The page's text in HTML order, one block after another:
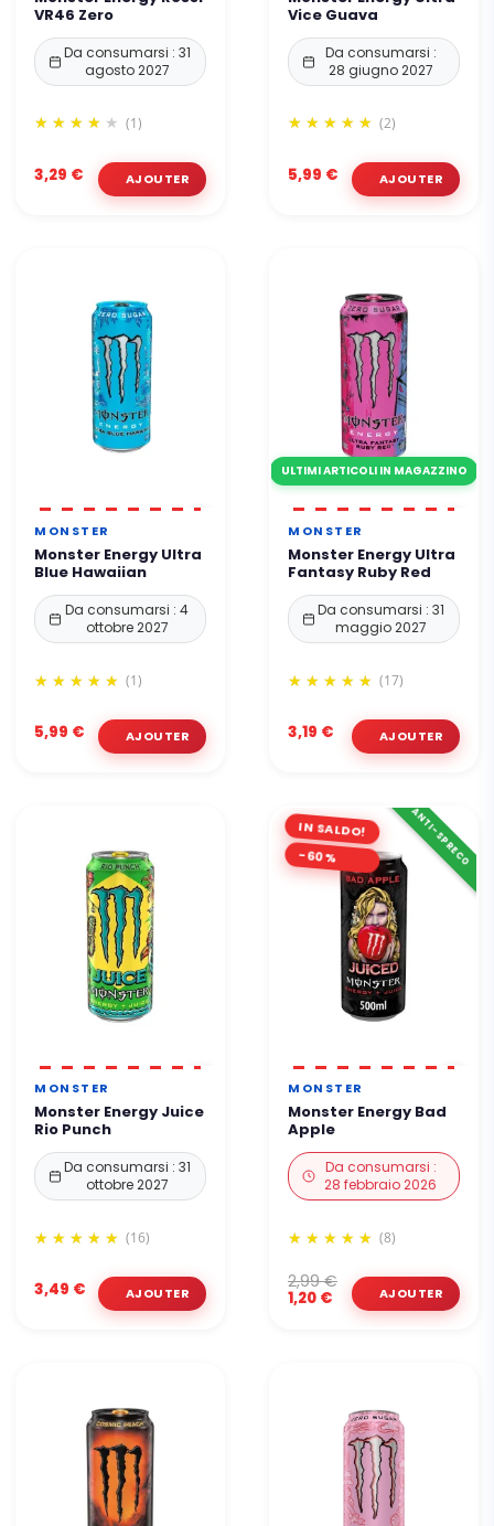
VR46 Zero
Da consumarsi : 31
agosto 2027
(1)
3,29 €
Vice Guava
Da consumarsi :
28 giugno 2027
(2)
5,99 €
MONSTER
Monster Energy Ultra
Blue Hawaiian
Da consumarsi : 4
ottobre 2027
(1)
5,99 €
ULTIMI ARTICOLI IN MAGAZZINO
MONSTER
Monster Energy Ultra
Fantasy Ruby Red
Da consumarsi : 31
maggio 2027
(17)
3,19 €
MONSTER
Monster Energy Juice
Rio Punch
Da consumarsi : 31
ottobre 2027
(16)
3,49 €
IN SALDO!
-60% ANTI-SPRECO
MONSTER
Monster Energy Bad
Apple
Da consumarsi :
28 febbraio 2026
(8)
1,20 €
2,99 €